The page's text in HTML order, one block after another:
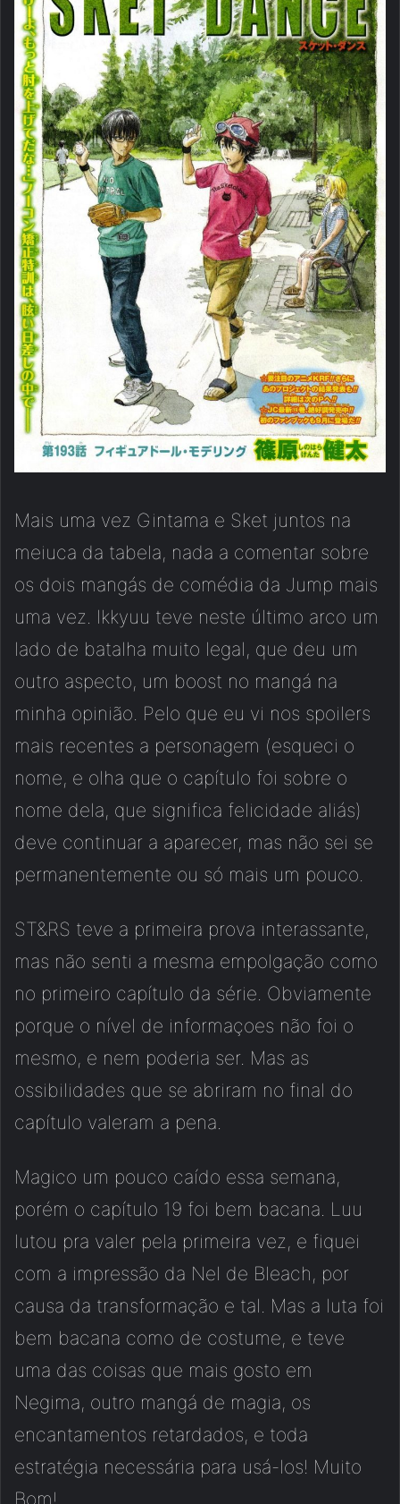
Mais uma vez Gintama e Sket juntos na
meiuca da tabela, nada a comentar sobre
os dois mangás de comédia da Jump mais
uma vez. Ikkyuu teve neste último arco um
lado de batalha muito legal, que deu um
outro aspecto, um boost no mangá na
minha opinião. Pelo que eu vi nos spoilers
mais recentes a personagem (esqueci o
nome, e olha que o capítulo foi sobre o
nome dela, que significa felicidade aliás)
deve continuar a aparecer, mas não sei se
permanentemente ou só mais um pouco.
ST&RS teve a primeira prova interassante,
mas não senti a mesma empolgação como
no primeiro capítulo da série. Obviamente
porque o nível de informaçoes não foi o
mesmo, e nem poderia ser. Mas as
ossibilidades que se abriram no final do
capítulo valeram a pena.
Magico um pouco caído essa semana,
porém o capítulo 19 foi bem bacana. Luu
lutou pra valer pela primeira vez, e fiquei
com a impressão da Nel de Bleach, por
causa da transformação e tal. Mas a luta foi
bem bacana como de costume, e teve
uma das coisas que mais gosto em
Negima, outro mangá de magia, os
encantamentos retardados, e toda
estratégia necessária para usá-los! Muito
Bom!